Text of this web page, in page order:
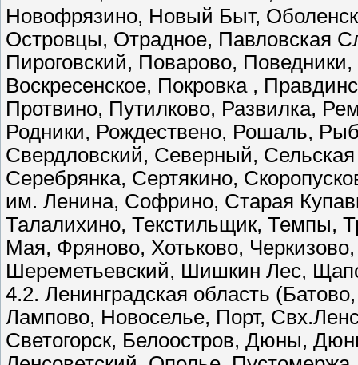
Новофрязино, Новый Быт,
Островцы, Отрадное, Павловская
Пироговский, Поварово,
Воскресенское, Покровка ,
Протвино, Путилково, Развилка,
Родники, Рождествено, Рошаль,
Свердловский, Северный,
Серебрянка, Сертякино,
им. Ленина, Софрино, Старая
Талалихино, Текстильщик, Темпы,
Мая, Фряново, Хотьково,
Шереметьевский, Шишкин Лес,
4.2. Ленинградская область
Лампово, Новоселье, Порт,
Светогорск, Белоостров, Дюны,